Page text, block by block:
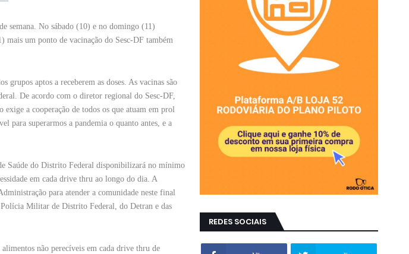
semana. No sábado (10) e no domingo (11)
mais um ponto de vacinação do Sesc-DF também
aptos a receberem as doses. As vacinas são
De acordo com o diretor regional do Sesc-DF,
a cooperação de todos os que atuam em prol
para superarmos a pandemia o quanto antes, e a
Saúde do Distrito Federal disponibilizará no mínimo
em cada drive thru ao longo do dia. A
para atender a comunidade neste final
Polícia Militar de Distrito Federal, do Detran e das
não perecíveis em cada drive thru de
REDES SOCIAIS